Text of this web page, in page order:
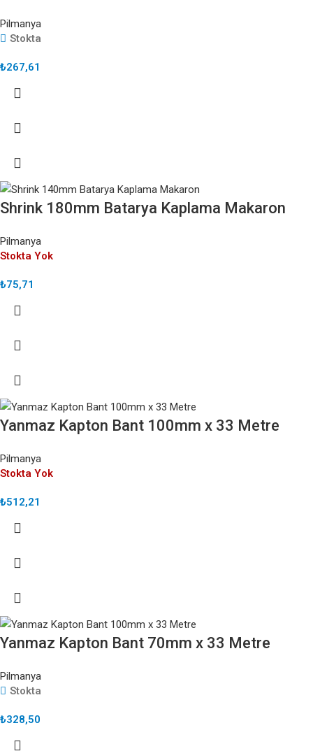
Pilmanya
Stokta
₺267,61
Shrink 180mm Batarya Kaplama Makaron
Pilmanya
Stokta Yok
₺75,71
Yanmaz Kapton Bant 100mm x 33 Metre
Pilmanya
Stokta Yok
₺512,21
Yanmaz Kapton Bant 70mm x 33 Metre
Pilmanya
Stokta
₺328,50